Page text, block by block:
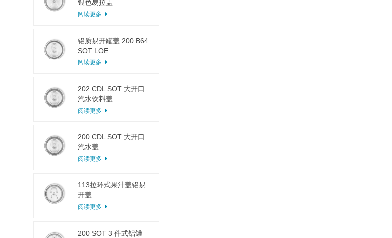
银色易拉盖
阅读更多
铝质易开罐盖 200 B64
SOT LOE
阅读更多
202 CDL SOT 大开口
汽水饮料盖
阅读更多
200 CDL SOT 大开口
汽水盖
阅读更多
113拉环式果汁盖铝易
开盖
阅读更多
200 SOT 3 件式铝罐